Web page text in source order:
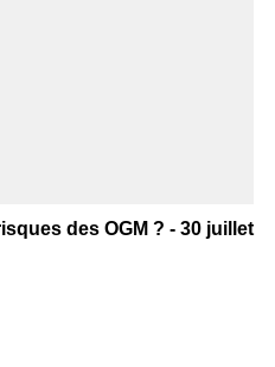
des OGM ? - 30 juillet